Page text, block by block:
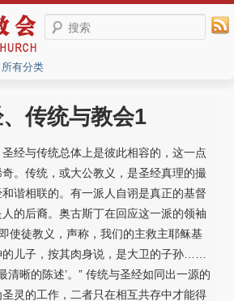
搜索
所有分类
传统与教会1
经与传统总体上是彼此相容的，这一点
。传统，或大公教义，是圣经真理的撮
谐相联的。有一派人自诩是真正的基督
的后裔。奥古斯丁在回应这一派的领袖
使徒教义，声称，我们的主救主耶稣基
的儿子，按其肉身说，是大卫的子孙……
清晰的陈述’。” 传统与圣经如同出一源的
灵的工作，二者只在相互共存中才能得